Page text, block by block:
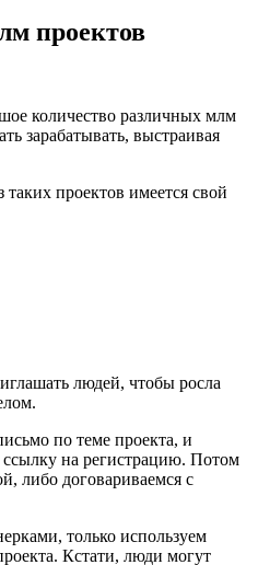
проектов
количество различных млм
зарабатывать, выстраивая
таких проектов имеется свой
людей, чтобы росла
по теме проекта, и
на регистрацию. Потом
либо договариваемся с
только используем
Кстати, люди могут